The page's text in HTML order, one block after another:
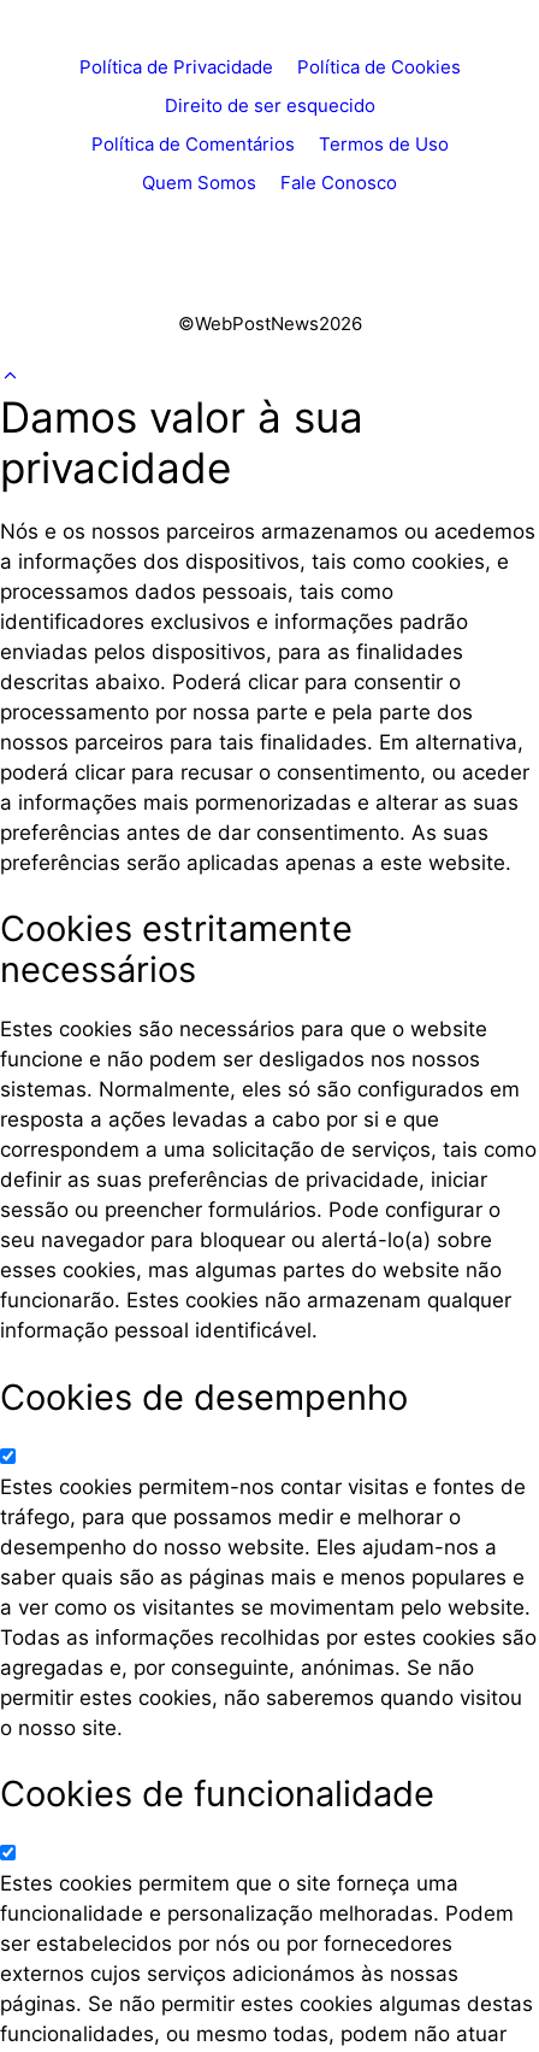
Política de Privacidade
Política de Cookies
Direito de ser esquecido
Política de Comentários
Termos de Uso
Quem Somos
Fale Conosco
©WebPostNews2026
Damos valor à sua
privacidade
Nós e os nossos parceiros armazenamos ou acedemos
a informações dos dispositivos, tais como cookies, e
processamos dados pessoais, tais como
identificadores exclusivos e informações padrão
enviadas pelos dispositivos, para as finalidades
descritas abaixo. Poderá clicar para consentir o
processamento por nossa parte e pela parte dos
nossos parceiros para tais finalidades. Em alternativa,
poderá clicar para recusar o consentimento, ou aceder
a informações mais pormenorizadas e alterar as suas
preferências antes de dar consentimento. As suas
preferências serão aplicadas apenas a este website.
Cookies estritamente
necessários
Estes cookies são necessários para que o website
funcione e não podem ser desligados nos nossos
sistemas. Normalmente, eles só são configurados em
resposta a ações levadas a cabo por si e que
correspondem a uma solicitação de serviços, tais como
definir as suas preferências de privacidade, iniciar
sessão ou preencher formulários. Pode configurar o
seu navegador para bloquear ou alertá-lo(a) sobre
esses cookies, mas algumas partes do website não
funcionarão. Estes cookies não armazenam qualquer
informação pessoal identificável.
Cookies de desempenho
Estes cookies permitem-nos contar visitas e fontes de
tráfego, para que possamos medir e melhorar o
desempenho do nosso website. Eles ajudam-nos a
saber quais são as páginas mais e menos populares e
a ver como os visitantes se movimentam pelo website.
Todas as informações recolhidas por estes cookies são
agregadas e, por conseguinte, anónimas. Se não
permitir estes cookies, não saberemos quando visitou
o nosso site.
Cookies de funcionalidade
Estes cookies permitem que o site forneça uma
funcionalidade e personalização melhoradas. Podem
ser estabelecidos por nós ou por fornecedores
externos cujos serviços adicionámos às nossas
páginas. Se não permitir estes cookies algumas destas
funcionalidades, ou mesmo todas, podem não atuar